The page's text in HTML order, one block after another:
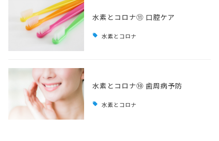
水素とコロナ⑪ 口腔ケア
水素とコロナ
水素とコロナ⑩ 歯周病予防
水素とコロナ